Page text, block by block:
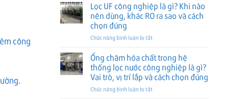
công
Lọc UF công nghiệp là gì? Khi nào
nên dùng, khác RO ra sao và cách
chọn đúng
Chức năng bình luận bị tắtở
UF
công
nghiệp
là
gì?
Ống châm hóa chất trong hệ
thống lọc nước công nghiệp là gì?
Vai trò, vị trí lắp và cách chọn đúng
Chức năng bình luận bị tắtở